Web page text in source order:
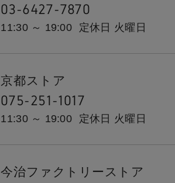
03-6427-7870
11:30 ～ 19:00 定休日 火曜日
京都ストア
075-251-1017
11:30 ～ 19:00 定休日 火曜日
今治ファクトリーストア